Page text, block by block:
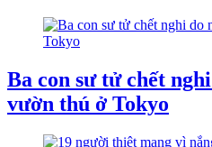
Ba con sư tử chết
vườn thú ở Tokyo